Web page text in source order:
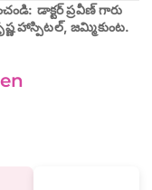
డాక్టర్ ప్రవీణ్ గారు
హాస్పిటల్, జమ్మికుంట.